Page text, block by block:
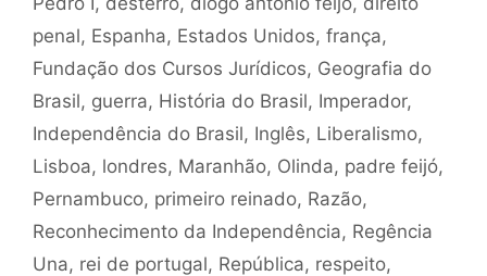
penal, Espanha, Estados Unidos, frança,
Fundação dos Cursos Jurídicos, Geografia do
Brasil, guerra, História do Brasil, Imperador,
Independência do Brasil, Inglês, Liberalismo,
Lisboa, londres, Maranhão, Olinda, padre feijó,
Pernambuco, primeiro reinado, Razão,
Reconhecimento da Independência, Regência
Una, rei de portugal, República, respeito,